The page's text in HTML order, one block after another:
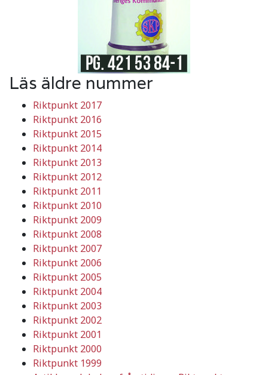
Läs äldre nummer
Riktpunkt 2017
Riktpunkt 2016
Riktpunkt 2015
Riktpunkt 2014
Riktpunkt 2013
Riktpunkt 2012
Riktpunkt 2011
Riktpunkt 2010
Riktpunkt 2009
Riktpunkt 2008
Riktpunkt 2007
Riktpunkt 2006
Riktpunkt 2005
Riktpunkt 2004
Riktpunkt 2003
Riktpunkt 2002
Riktpunkt 2001
Riktpunkt 2000
Riktpunkt 1999